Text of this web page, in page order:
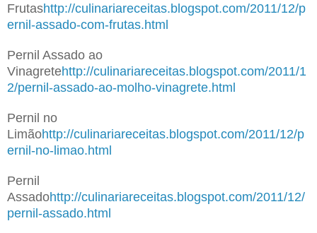
Frutashttp://culinariareceitas.blogspot.com/2011/12/p
ernil-assado-com-frutas.html
Pernil Assado ao
Vinagretehttp://culinariareceitas.blogspot.com/2011/1
2/pernil-assado-ao-molho-vinagrete.html
Pernil no
Limãohttp://culinariareceitas.blogspot.com/2011/12/p
ernil-no-limao.html
Pernil
Assadohttp://culinariareceitas.blogspot.com/2011/12/
pernil-assado.html